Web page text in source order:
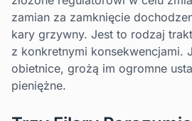
zamian za zamknięcie
kary grzywny. Jest to rodzaj
z konkretnymi konsekwencjami.
obietnice, grożą im ogromne
pieniężne.